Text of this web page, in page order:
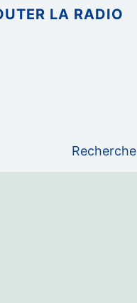
LA RADIO